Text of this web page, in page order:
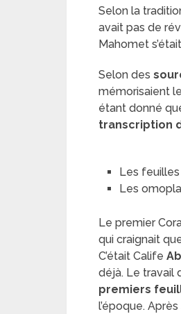
Selon la
avait pas de
Mahomet
Selon des
mémorisaient
étant donné
transcription
Les
Les
Le premier
qui craignait
C’était Calife
déjà. Le travail
premiers
l’époque.